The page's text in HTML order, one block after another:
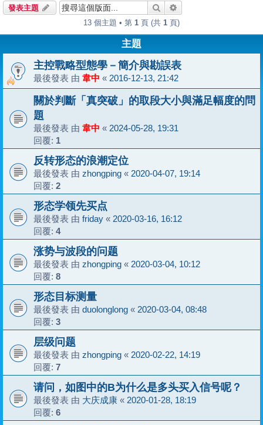
發表主題 搜尋
13 個主題 • 第 1 頁 (共 1 頁)
主題
主控戰略型態學－簡介與勘誤表
最後發表 由 韋中 « 2016-12-13, 21:42
關於判斷「真突破」的取段大小與滿足幅度的問
題
最後發表 由 韋中 « 2024-05-28, 19:31
回覆: 1
反转形态的浪潮定位
最後發表 由 zhongping « 2020-04-07, 19:14
回覆: 2
形态学领先买点
最後發表 由 friday « 2020-03-16, 16:12
回覆: 4
涨势与波段的问题
最後發表 由 zhongping « 2020-03-04, 10:12
回覆: 8
形态目标测量
最後發表 由 duolonglong « 2020-03-04, 08:48
回覆: 3
层级问题
最後發表 由 zhongping « 2020-02-22, 14:19
回覆: 7
请问，如图中的B为什么是多头买入信号呢？
最後發表 由 大庆成康 « 2020-01-28, 18:19
回覆: 6